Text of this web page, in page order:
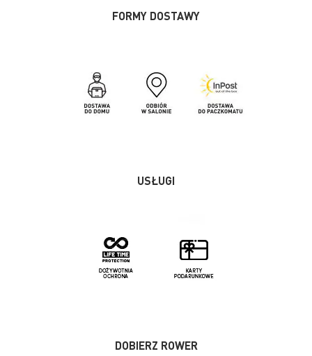
FORMY DOSTAWY
USŁUGI
DOBIERZ ROWER